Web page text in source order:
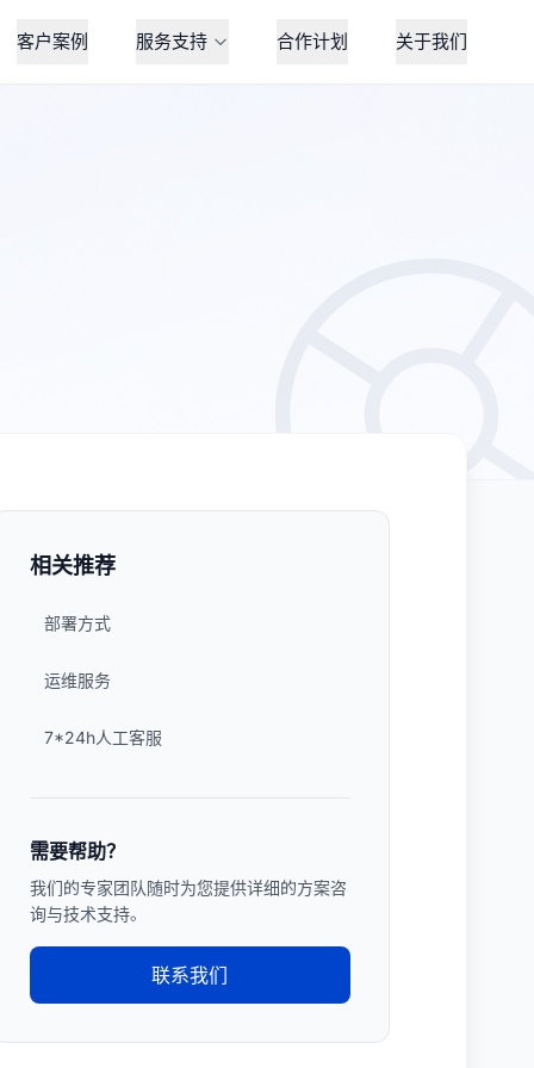
客户案例 服务支持 合作计划 关于我们
相关推荐
部署方式
运维服务
7*24h人工客服
需要帮助？
我们的专家团队随时为您提供详细的方案咨
询与技术支持。
联系我们